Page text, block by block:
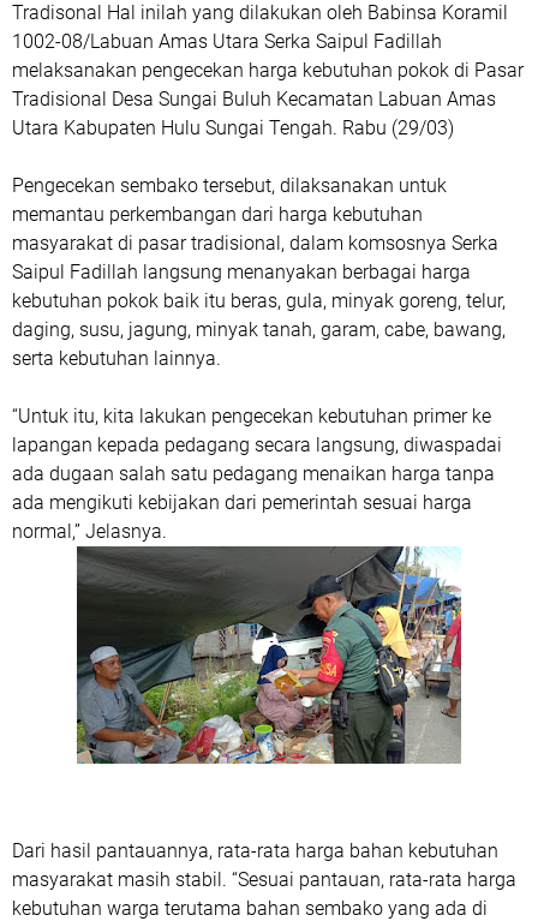
Tradisonal Hal inilah yang dilakukan oleh Babinsa Koramil
1002-08/Labuan Amas Utara Serka Saipul Fadillah
melaksanakan pengecekan harga kebutuhan pokok di Pasar
Tradisional Desa Sungai Buluh Kecamatan Labuan Amas
Utara Kabupaten Hulu Sungai Tengah. Rabu (29/03)
Pengecekan sembako tersebut, dilaksanakan untuk
memantau perkembangan dari harga kebutuhan
masyarakat di pasar tradisional, dalam komsosnya Serka
Saipul Fadillah langsung menanyakan berbagai harga
kebutuhan pokok baik itu beras, gula, minyak goreng, telur,
daging, susu, jagung, minyak tanah, garam, cabe, bawang,
serta kebutuhan lainnya.
“Untuk itu, kita lakukan pengecekan kebutuhan primer ke
lapangan kepada pedagang secara langsung, diwaspadai
ada dugaan salah satu pedagang menaikan harga tanpa
ada mengikuti kebijakan dari pemerintah sesuai harga
normal,” Jelasnya.
Dari hasil pantauannya, rata-rata harga bahan kebutuhan
masyarakat masih stabil. “Sesuai pantauan, rata-rata harga
kebutuhan warga terutama bahan sembako yang ada di